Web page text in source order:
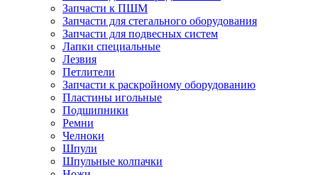
Запчасти к ПШМ
Запчасти для стегального оборудования
Запчасти для подвесных систем
Лапки специальные
Лезвия
Петлители
Запчасти к раскройному оборудованию
Пластины игольные
Подшипники
Ремни
Челноки
Шпули
Шпульные колпачки